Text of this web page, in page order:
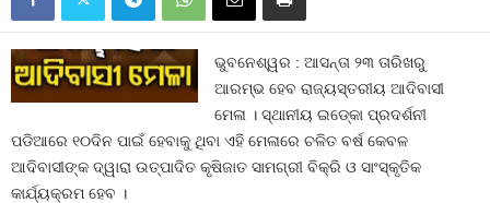
ଭୁବନେଶ୍ୱର : ଆସନ୍ତା ୨୩ ତାରିଖରୁ
ଆରମ୍ଭ ହେବ ରାଜ୍ୟସ୍ତରୀୟ ଆଦିବାସୀ
ମେଳା । ସ୍ଥାନୀୟ ଇଡ୍‍କୋ ପ୍ରଦର୍ଶନୀ
ପଡିଆରେ ୧୦ଦିନ ପାଇଁ ହେବାକୁ ଥିବା ଏହି ମେଳାରେ ଚଳିତ ବର୍ଷ କେବଳ
ଆଦିବାସୀଙ୍କ ଦ୍ୱାରା ଉତ୍ପାଦିତ କୃଷିଜାତ ସାମଗ୍ରୀ ବିକ୍ରି ଓ ସାଂସ୍କୃତିକ
କାର୍ଯ୍ୟକ୍ରମ ହେବ ।